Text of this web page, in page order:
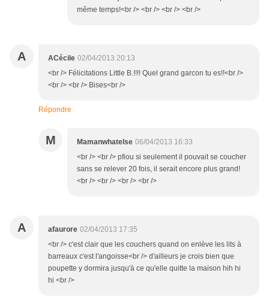
même temps!<br /> <br /> <br /> <br />
A ACécile 02/04/2013 20:13
<br /> Félicitations Little B.!!!! Quel grand garcon tu es!!<br />
<br /> <br /> Bises<br />
Répondre
M Mamanwhatelse 06/04/2013 16:33
<br /> <br /> pfiou si seulement il pouvait se coucher
sans se relever 20 fois, il serait encore plus grand!
<br /> <br /> <br /> <br />
A afaurore 02/04/2013 17:35
<br /> c'est clair que les couchers quand on enlève les lits à
barreaux c'est l'angoisse<br /> d'ailleurs je crois bien que
poupette y dormira jusqu'à ce qu'elle quitte la maison hih hi
hi <br />